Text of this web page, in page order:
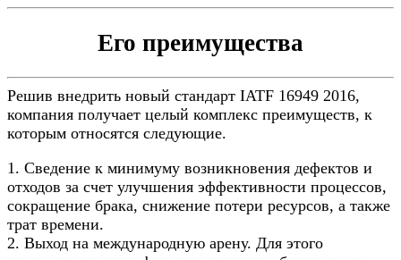
Его преимущества
Решив внедрить новый стандарт IATF 16949 2016,
компания получает целый комплекс преимуществ, к
которым относятся следующие.
1. Сведение к минимуму возникновения дефектов и
отходов за счет улучшения эффективности процессов,
сокращение брака, снижение потери ресурсов, а также
трат времени.
2. Выход на международную арену. Для этого